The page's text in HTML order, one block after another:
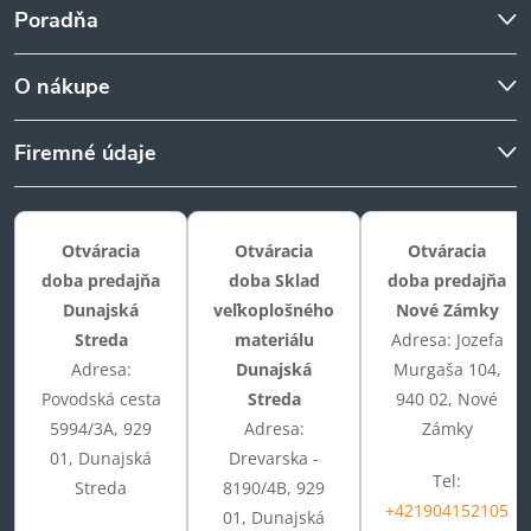
Poradňa
O nákupe
Firemné údaje
Otváracia
doba predajňa
Dunajská
Streda
Adresa:
Povodská cesta
5994/3A, 929
01, Dunajská
Streda
Otváracia
doba Sklad
veľkoplošného
materiálu
Dunajská
Streda
Adresa:
Drevarska -
8190/4B, 929
01, Dunajská
Otváracia
doba predajňa
Nové Zámky
Adresa: Jozefa
Murgaša 104,
940 02, Nové
Zámky
Tel:
+421904152105